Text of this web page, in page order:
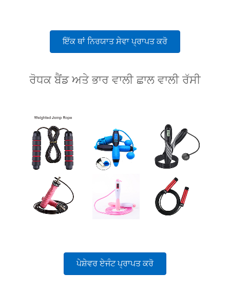
ਇੱਕ ਥਾਂ ਨਿਰਯਾਤ ਸੇਵਾ ਪ੍ਰਾਪਤ ਕਰੋ
ਰੋਧਕ ਬੈਂਡ ਅਤੇ ਭਾਰ ਵਾਲੀ ਛਾਲ ਵਾਲੀ ਰੱਸੀ
ਪੇਸ਼ੇਵਰ ਏਜੰਟ ਪ੍ਰਾਪਤ ਕਰੋ